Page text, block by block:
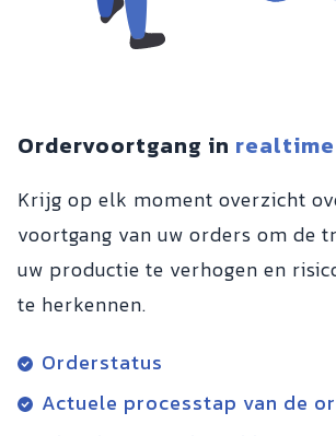
Ordervoortgang in realtime
Krijg op elk moment overzicht
voortgang van uw orders om de
uw productie te verhogen en
te herkennen.
Orderstatus
Actuele processtap van de